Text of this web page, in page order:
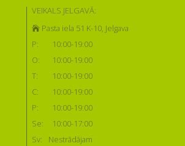
VEIKALS JELGAVĀ:
Pasta iela 51 K-10, Jelgava
P:
10:00-19:00
O:
10:00-19:00
T:
10:00-19:00
C:
10:00-19:00
P:
10:00-19:00
Se:
10:00-17:00
Sv:
Nestrādājam